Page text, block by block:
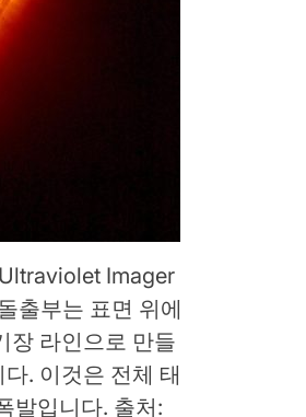
Imager
출부는 표면 위에
장 라인으로 만들
. 이것은 전체 태
발입니다. 출처: